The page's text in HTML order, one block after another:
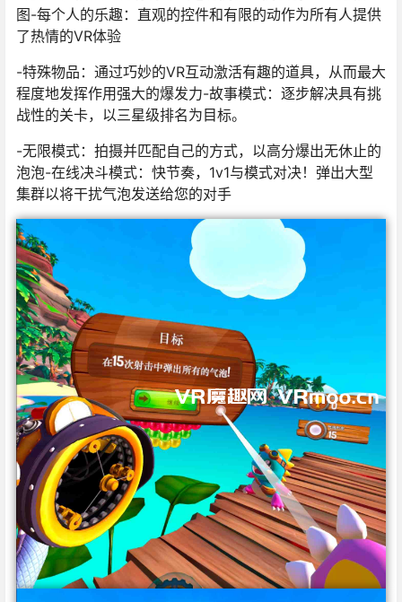
图-每个人的乐趣：直观的控件和有限的动作为所有人提供
了热情的VR体验
-特殊物品：通过巧妙的VR互动激活有趣的道具，从而最大
程度地发挥作用强大的爆发力-故事模式：逐步解决具有挑
战性的关卡，以三星级排名为目标。
-无限模式：拍摄并匹配自己的方式，以高分爆出无休止的
泡泡-在线决斗模式：快节奏，1v1与模式对决！弹出大型
集群以将干扰气泡发送给您的对手